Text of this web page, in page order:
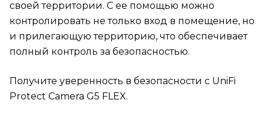
своей территории. С ее помощью можно
контролировать не только вход в помещение, но
и прилегающую территорию, что обеспечивает
полный контроль за безопасностью.
Получите уверенность в безопасности с UniFi
Protect Camera G5 FLEX.